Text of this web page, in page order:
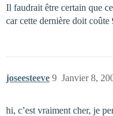
Il faudrait être certain que
car cette dernière doit coûte
joseesteeve Janvier 8,
9
hi, c’est vraiment cher, je